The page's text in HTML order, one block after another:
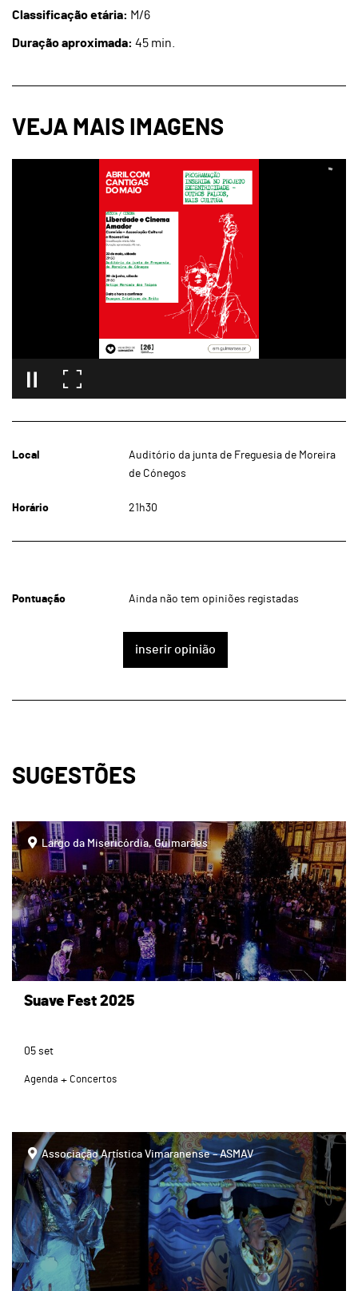
Classificação etária: M/6
Duração aproximada: 45 min.
Local
Auditório da junta de Freguesia de Moreira
de Cónegos
Horário 21h30
Pontuação Ainda não tem opiniões registadas
inserir opinião
SUGESTÕES
page
Largo da Misericórdia, Guimarães
Suave Fest 2025
05 set
Agenda Concertos
Associação Artística Vimaranense – ASMAV